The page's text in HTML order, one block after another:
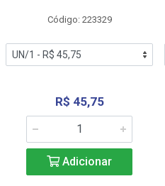
Código: 223329
R$ 45,75
Adicionar